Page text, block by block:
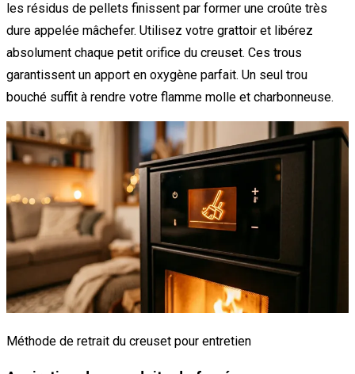
les résidus de pellets finissent par former une croûte très
dure appelée mâchefer. Utilisez votre grattoir et libérez
absolument chaque petit orifice du creuset. Ces trous
garantissent un apport en oxygène parfait. Un seul trou
bouché suffit à rendre votre flamme molle et charbonneuse.
Méthode de retrait du creuset pour entretien